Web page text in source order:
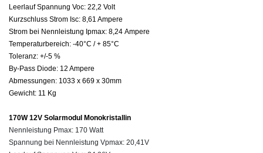
Leerlauf Spannung Voc: 22,2 Volt
Kurzschluss Strom Isc: 8,61 Ampere
Strom bei Nennleistung Ipmax: 8,24 Ampere
Temperaturbereich: -40°C / + 85°C
Toleranz: +/-5 %
By-Pass Diode: 12 Ampere
Abmessungen: 1033 x 669 x 30mm
Gewicht: 11 Kg
170W 12V Solarmodul Monokristallin
Nennleistung Pmax: 170 Watt
Spannung bei Nennleistung Vpmax: 20,41V